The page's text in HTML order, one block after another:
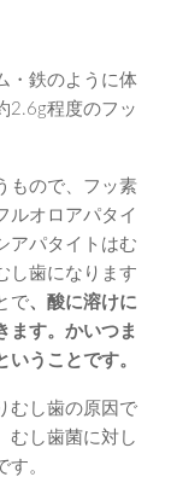
・鉄のように体
2.6g程度のフッ
もので、フッ素
ルオロアパタイ
アパタイトはむ
し歯になります
で、酸に溶けに
ます。かいつま
うことです。
むし歯の原因で
むし歯菌に対し
。